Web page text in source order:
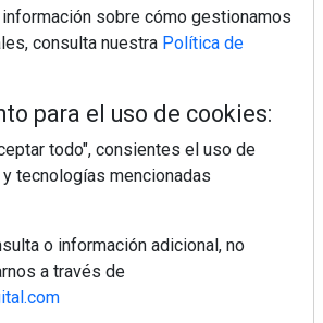
informáticas, electrónica de
retail, análisis distribución, noticias
línea blanca, línea marrón,
datos de mercado.
sobre cómo gestionamos
consulta nuestra Política de
para el uso de cookies:
todo", consientes el uso de
tecnologías mencionadas
o información adicional, no
a través de